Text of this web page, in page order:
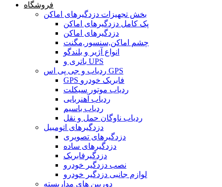
فروشگاه
بخش تجهیزات دزدگیرهای اماکن
پک کامل دزدگیرهای اماکن
دزدگیرهای اماکن
چشم اماکن,سنسور,مگنت
انواع آژیر و بلندگو
باتری و UPS
ردیاب و جی پی اس GPS
GPS فابریک خودرو
ردیاب موتور سیکلت
ردیاب آهنربایی
ردیاب باسیم
ردیاب ناوگان حمل و نقل
دزدگیرهای اتومبیل
دزدگیرهای تصویری
دزدگیرهای ساده
دزدگیرفابریک
نصب دزدگیر خودرو
لوازم جانبی دزدگیر خودرو
دوربین های مداربسته